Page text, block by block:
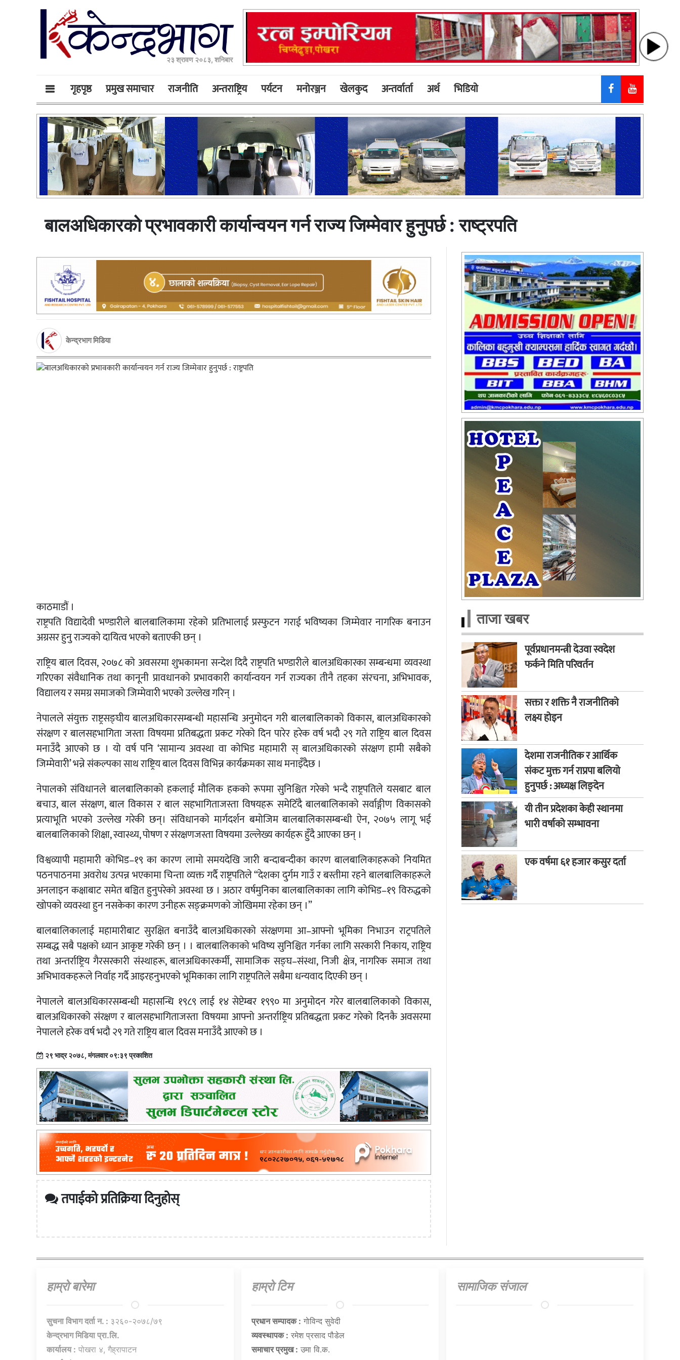
२३ श्रावण २०८३, शनिबार
गृहपृष्ठ प्रमुख समाचार राजनीति अन्तराष्ट्रिय पर्यटन मनोरञ्जन खेलकुद अन्तर्वार्ता अर्थ भिडियाे
बालअधिकारको प्रभावकारी कार्यान्वयन गर्न राज्य जिम्मेवार हुनुपर्छ : राष्ट्रपति
केन्द्रभाग मिडिया
काठमाडौं ।
राष्ट्रपति विद्यादेवी भण्डारीले बालबालिकामा रहेको प्रतिभालाई प्रस्फुटन गराई भविष्यका जिम्मेवार नागरिक बनाउन
अग्रसर हुनु राज्यको दायित्व भएको बताएकी छन् ।
राष्ट्रिय बाल दिवस, २०७८ को अवसरमा शुभकामना सन्देश दिदै राष्ट्रपति भण्डारीले बालअधिकारका सम्बन्धमा व्यवस्था
गरिएका संवैधानिक तथा कानूनी प्रावधानको प्रभावकारी कार्यान्वयन गर्न राज्यका तीनै तहका संरचना, अभिभावक,
विद्यालय र समग्र समाजको जिम्मेवारी भएको उल्लेख गरिन् ।
नेपालले संयुक्त राष्ट्रसङ्घीय बालअधिकारसम्बन्धी महासन्धि अनुमोदन गरी बालबालिकाको विकास, बालअधिकारको
संरक्षण र बालसहभागिता जस्ता विषयमा प्रतिबद्धता प्रकट गरेको दिन पारेर हरेक वर्ष भदौ २९ गते राष्ट्रिय बाल दिवस
मनाउँदै आएको छ । यो वर्ष पनि ‘सामान्य अवस्था वा कोभिड महामारी स् बालअधिकारको संरक्षण हामी सबैको
जिम्मेवारी’ भन्ने संकल्पका साथ राष्ट्रिय बाल दिवस विभिन्न कार्यक्रमका साथ मनाइँदैछ ।
नेपालको संविधानले बालबालिकाको हकलाई मौलिक हकको रूपमा सुनिश्चित गरेको भन्दै राष्ट्रपतिले यसबाट बाल
बचाउ, बाल संरक्षण, बाल विकास र बाल सहभागिताजस्ता विषयहरू समेटिँदै बालबालिकाको सर्वाङ्गीण विकासको
प्रत्याभूति भएको उल्लेख गरेकी छन्। संविधानको मार्गदर्शन बमोजिम बालबालिकासम्बन्धी ऐन, २०७५ लागू भई
बालबालिकाको शिक्षा, स्वास्थ्य, पोषण र संरक्षणजस्ता विषयमा उल्लेख्य कार्यहरू हुँदै आएका छन् ।
विश्वव्यापी महामारी कोभिड–१९ का कारण लामो समयदेखि जारी बन्दाबन्दीका कारण बालबालिकाहरूको नियमित
पठनपाठनमा अवरोध उत्पन्न भएकामा चिन्ता व्यक्त गर्दै राष्ट्रपतिले “देशका दुर्गम गाउँ र बस्तीमा रहने बालबालिकाहरूले
अनलाइन कक्षाबाट समेत बञ्चित हुनुपरेको अवस्था छ । अठार वर्षमुनिका बालबालिकाका लागि कोभिड–१९ विरुद्धको
खोपको व्यवस्था हुन नसकेका कारण उनीहरू सङ्क्रमणको जोखिममा रहेका छन् ।”
बालबालिकालाई महामारीबाट सुरक्षित बनाउँदै बालअधिकारको संरक्षणमा आ–आफ्नो भूमिका निभाउन राट्रपतिले
सम्बद्ध सबै पक्षको ध्यान आकृष्ट गरेकी छन् । । बालबालिकाको भविष्य सुनिश्चित गर्नका लागि सरकारी निकाय, राष्ट्रिय
तथा अन्तर्राष्ट्रिय गैरसरकारी संस्थाहरू, बालअधिकारकर्मी, सामाजिक सङ्घ–संस्था, निजी क्षेत्र, नागरिक समाज तथा
अभिभावकहरूले निर्वाह गर्दै आइरहनुभएको भूमिकाका लागि राष्ट्रपतिले सबैमा धन्यवाद दिएकी छन् ।
नेपालले बालअधिकारसम्बन्धी महासन्धि १९८९ लाई १४ सेप्टेम्बर १९९० मा अनुमोदन गरेर बालबालिकाको विकास,
बालअधिकारको संरक्षण र बालसहभागिताजस्ता विषयमा आफ्नो अन्तर्राष्ट्रिय प्रतिबद्धता प्रकट गरेको दिनकै अवसरमा
नेपालले हरेक वर्ष भदौ २९ गते राष्ट्रिय बाल दिवस मनाउँदै आएको छ ।
२९ भाद्र २०७८, मंगलवार ०९:३९ प्रकाशित
तपाईको प्रतिक्रिया दिनुहोस्
ताजा खबर
पूर्वप्रधानमन्त्री देउवा स्वदेश
फर्कने मिति परिवर्तन
सक्ता र शक्ति नै राजनीतिको
लक्ष्य होइन
देशमा राजनीतिक र आर्थिक
संकट मुक्त गर्न राप्रपा बलियो
हुनुपर्छ : अध्यक्ष लिङ्देन
यी तीन प्रदेशका केही स्थानमा
भारी वर्षाको सम्भावना
एक वर्षमा ६१ हजार कसुर दर्ता
हाम्राे बारेमा
सुचना विभाग दर्ता न. : ३२६०-२०७८/७९
केन्द्रभाग मिडिया प्रा.लि.
कार्यालय : पोखरा ४, गैह्रापाटन
हाम्राे टिम
प्रधान सम्पादक : गाेविन्द सुवेदी
व्यवस्थापक : रमेश प्रसाद पौडेल
समाचार प्रमुख : उमा वि.क.
सामाजिक संजाल